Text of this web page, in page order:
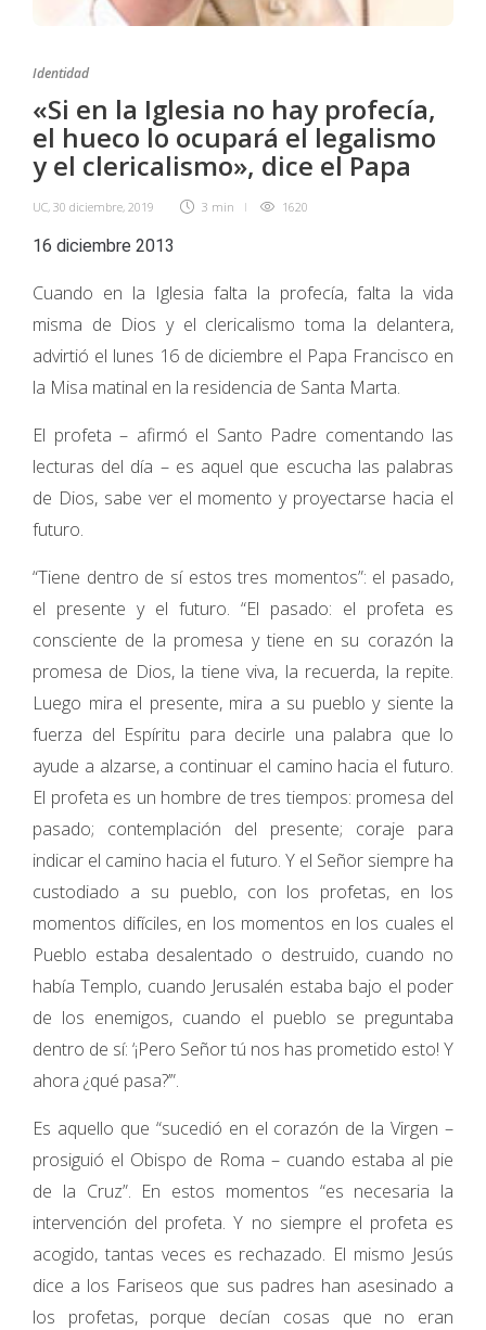
Identidad
«Si en la Iglesia no hay profecía,
el hueco lo ocupará el legalismo
y el clericalismo», dice el Papa
UC, 30 diciembre, 2019 3 min 1620
16 diciembre 2013
Cuando en la Iglesia falta la profecía, falta la vida
misma de Dios y el clericalismo toma la delantera,
advirtió el lunes 16 de diciembre el Papa Francisco en
la Misa matinal en la residencia de Santa Marta.
El profeta – afirmó el Santo Padre comentando las
lecturas del día – es aquel que escucha las palabras
de Dios, sabe ver el momento y proyectarse hacia el
futuro.
“Tiene dentro de sí estos tres momentos”: el pasado,
el presente y el futuro. “El pasado: el profeta es
consciente de la promesa y tiene en su corazón la
promesa de Dios, la tiene viva, la recuerda, la repite.
Luego mira el presente, mira a su pueblo y siente la
fuerza del Espíritu para decirle una palabra que lo
ayude a alzarse, a continuar el camino hacia el futuro.
El profeta es un hombre de tres tiempos: promesa del
pasado; contemplación del presente; coraje para
indicar el camino hacia el futuro. Y el Señor siempre ha
custodiado a su pueblo, con los profetas, en los
momentos difíciles, en los momentos en los cuales el
Pueblo estaba desalentado o destruido, cuando no
había Templo, cuando Jerusalén estaba bajo el poder
de los enemigos, cuando el pueblo se preguntaba
dentro de sí: ‘¡Pero Señor tú nos has prometido esto! Y
ahora ¿qué pasa?’”.
Es aquello que “sucedió en el corazón de la Virgen –
prosiguió el Obispo de Roma – cuando estaba al pie
de la Cruz”. En estos momentos “es necesaria la
intervención del profeta. Y no siempre el profeta es
acogido, tantas veces es rechazado. El mismo Jesús
dice a los Fariseos que sus padres han asesinado a
los profetas, porque decían cosas que no eran